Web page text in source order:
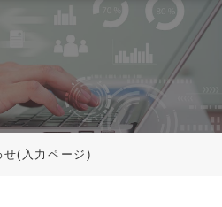
せ(入力ページ)